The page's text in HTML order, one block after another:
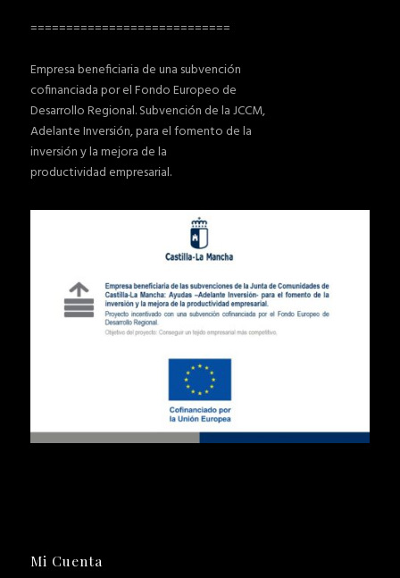
============================
Empresa beneficiaria de una subvención
cofinanciada por el Fondo Europeo de
Desarrollo Regional. Subvención de la JCCM,
Adelante Inversión, para el fomento de la
inversión y la mejora de la
productividad empresarial.
Mi Cuenta